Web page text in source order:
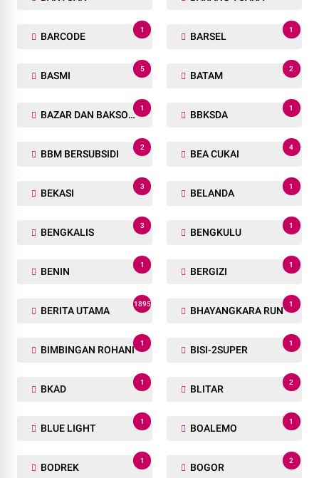
BARCODE
1
BARSEL
1
BASMI
5
BATAM
2
BAZAR DAN BAKSOS RAMADHAN
1
BBKSDA
1
BBM BERSUBSIDI
2
BEA CUKAI
4
BEKASI
3
BELANDA
1
BENGKALIS
3
BENGKULU
1
BENIN
1
BERGIZI
1
BERITA UTAMA
1895
BHAYANGKARA RUN
1
BIMBINGAN ROHANI
1
BISI-2SUPER
1
BKAD
1
BLITAR
2
BLUE LIGHT
1
BOALEMO
1
BODREK
1
BOGOR
2